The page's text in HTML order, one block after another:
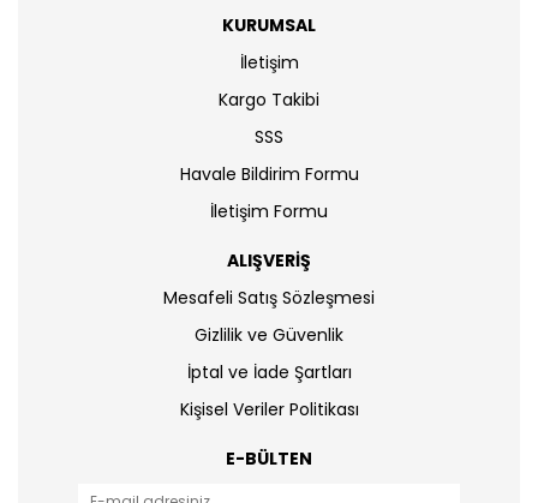
KURUMSAL
İletişim
Kargo Takibi
SSS
Havale Bildirim Formu
İletişim Formu
ALIŞVERİŞ
Mesafeli Satış Sözleşmesi
Gizlilik ve Güvenlik
İptal ve İade Şartları
Kişisel Veriler Politikası
E-BÜLTEN